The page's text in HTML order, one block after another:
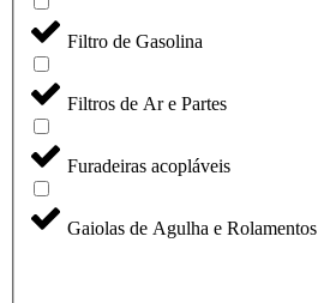
Filtro de Gasolina
Filtros de Ar e Partes
Furadeiras acopláveis
Gaiolas de Agulha e Rolamentos